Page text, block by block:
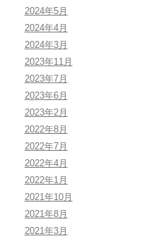
2024年5月
2024年4月
2024年3月
2023年11月
2023年7月
2023年6月
2023年2月
2022年8月
2022年7月
2022年4月
2022年1月
2021年10月
2021年8月
2021年3月